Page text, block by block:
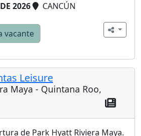
2026 CANCÚN
vacante
Leisure
Maya - Quintana Roo,
de Park Hyatt Riviera Maya.